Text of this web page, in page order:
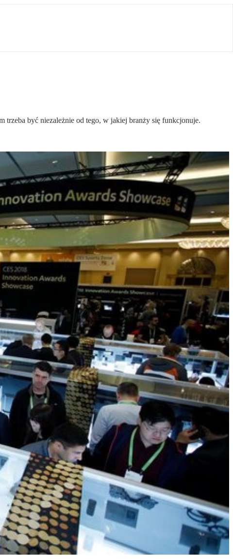
trzeba być niezależnie od tego, w jakiej branży się funkcjonuje.